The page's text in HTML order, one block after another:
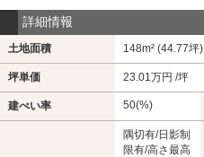
詳細情報
土地面積 148m² (44.77坪)
坪単価 23.01万円 /坪
建ぺい率 50(%)
隅切有/日影制
限有/高さ最高